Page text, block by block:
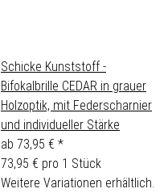
Schicke Kunststoff -
Bifokalbrille CEDAR in grauer
Holzoptik, mit Federscharnier
und individueller Stärke
ab 73,95 € *
73,95 € pro 1 Stück
Weitere Variationen erhältlich.